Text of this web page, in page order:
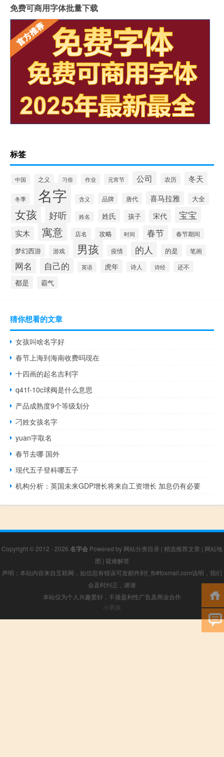
免费可商用字体批量下载
标签
中国 之义 习俗 作业 元宵节 公司 农历 冬天
冬季 名字 含义 品牌 唐代 喜马拉雅 大全
女孩 好听 姓名 姓氏 孩子 宋代 宝宝
实木 寓意 店名 攻略 时间 春节 春节期间
梦幻西游 游戏 男孩 疫情 的人 的是 笔画
网名 自己的 英语 虎年 诗人 诗经 还不
都是 霸气
猜你想看的文章
女孩叫啥名字好
春节上海到海南收费吗现在
十四画的起名吉利字
q41f-10c球阀是什么意思
产品成熟度9个等级划分
刁姓女孩名字
yuan字取名
春节去哪 国外
现代五子登科哪五子
机构分析：英国未来GDP增长将来自工资增长 加息仍有必要
Copyright © 2012 - 2026 名字会 Powered by 网站分类目录 | 精选推荐文章 | 网站地
图 | 疑难解答
声明：本站内容来自互联网，如信息有错误可发邮件到f_fb#foxmail.com说明，我们
会及时纠正，谢谢
本站仅为个人兴趣爱好，不接盈利性广告及商业合作
小男孩